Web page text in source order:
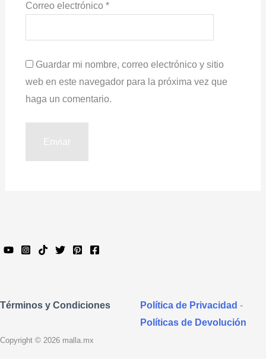
Correo electrónico *
Guardar mi nombre, correo electrónico y sitio
web en este navegador para la próxima vez que
haga un comentario.
Términos y Condiciones Política de Privacidad -
Políticas de Devolución
Copyright © 2026 malla.mx